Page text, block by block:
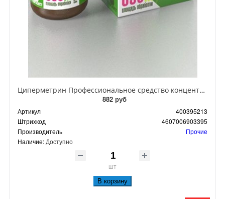
Циперметрин Профессиональное средство концентрат эмульсии 25% для уничтожения тараканов, мух,комаров, блох, клопов, муравьев, ос 50 мл
882 руб
Артикул
400395213
Штрихкод
4607006903395
Производитель
Прочие
Наличие: Доступно
шт
В корзину